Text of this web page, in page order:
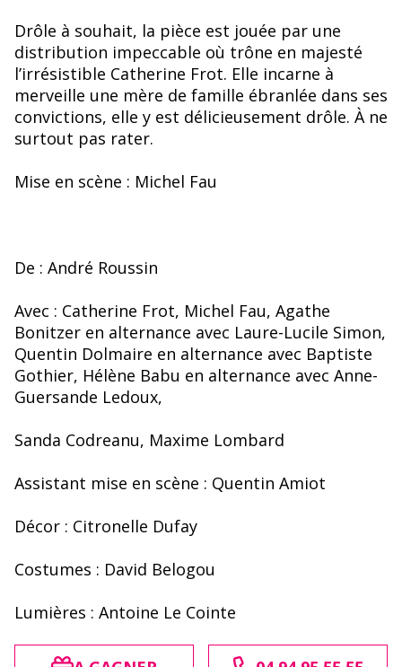
Drôle à souhait, la pièce est jouée par une
distribution impeccable où trône en majesté
l’irrésistible Catherine Frot. Elle incarne à
merveille une mère de famille ébranlée dans ses
convictions, elle y est délicieusement drôle. À ne
surtout pas rater.
Mise en scène : Michel Fau
De : André Roussin
Avec : Catherine Frot, Michel Fau, Agathe
Bonitzer en alternance avec Laure-Lucile Simon,
Quentin Dolmaire en alternance avec Baptiste
Gothier, Hélène Babu en alternance avec Anne-
Guersande Ledoux,
Sanda Codreanu, Maxime Lombard
Assistant mise en scène : Quentin Amiot
Décor : Citronelle Dufay
Costumes : David Belogou
Lumières : Antoine Le Cointe